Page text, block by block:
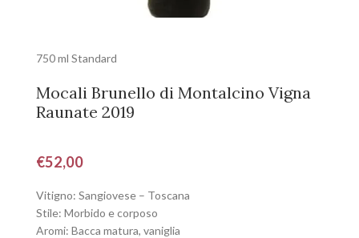
750 ml Standard
Mocali Brunello di Montalcino Vigna
Raunate 2019
€52,00
Vitigno: Sangiovese – Toscana
Stile: Morbido e corposo
Aromi: Bacca matura, vaniglia